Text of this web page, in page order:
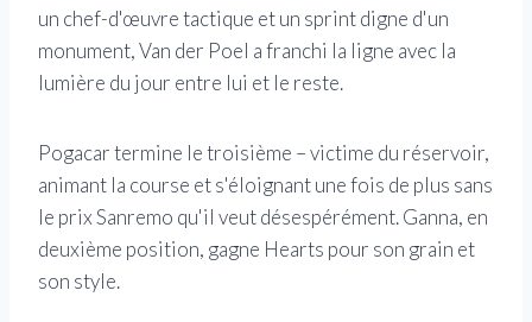
un chef-d'œuvre tactique et un sprint digne d'un
monument, Van der Poel a franchi la ligne avec la
lumière du jour entre lui et le reste.
Pogacar termine le troisième – victime du réservoir,
animant la course et s'éloignant une fois de plus sans
le prix Sanremo qu'il veut désespérément. Ganna, en
deuxième position, gagne Hearts pour son grain et
son style.